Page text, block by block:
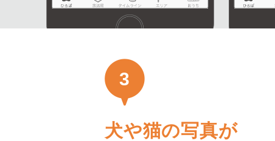
3
犬や猫の写真が